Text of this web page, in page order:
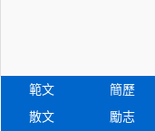
範文 簡歷
散文
勵志